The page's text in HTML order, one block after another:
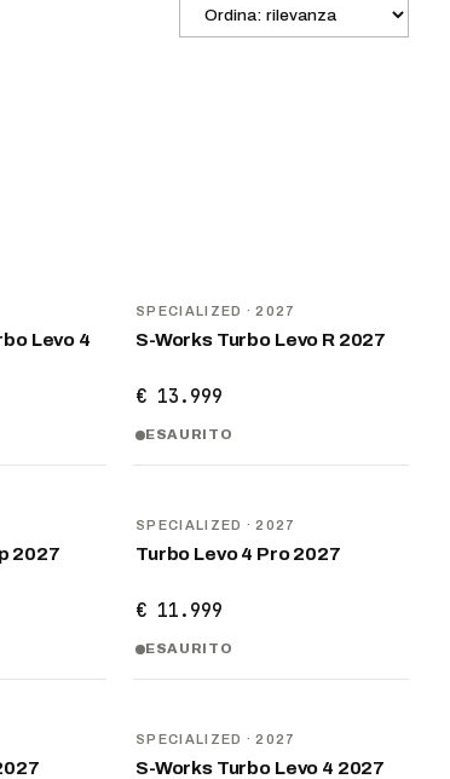
Levo 4
SPECIALIZED · 2027
S-Works Turbo Levo R 2027
€ 13.999
ESAURITO
2027
SPECIALIZED · 2027
Turbo Levo 4 Pro 2027
€ 11.999
ESAURITO
SPECIALIZED · 2027
S-Works Turbo Levo 4 2027